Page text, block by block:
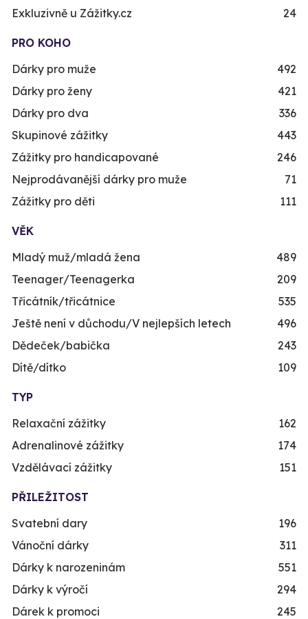
Exkluzivně u Zážitky.cz
24
PRO KOHO
Dárky pro muže
492
Dárky pro ženy
421
Dárky pro dva
336
Skupinové zážitky
443
Zážitky pro handicapované
246
Nejprodávanější dárky pro muže
71
Zážitky pro děti
111
VĚK
Mladý muž/mladá žena
489
Teenager/Teenagerka
209
Třicátník/třicátnice
535
Ještě není v důchodu/V nejlepších letech
496
Dědeček/babička
243
Dítě/dítko
109
TYP
Relaxační zážitky
162
Adrenalinové zážitky
174
Vzdělávací zážitky
151
PŘILEŽITOST
Svatební dary
196
Vánoční dárky
311
Dárky k narozeninám
551
Dárky k výročí
294
Dárek k promoci
245